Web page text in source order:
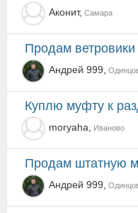
Аконит, Самара
Продам ветровики
Андрей 999,
Куплю муфту к раздатке на
moryaha, Иваново
Продам штатную магнитолу с
Андрей 999,